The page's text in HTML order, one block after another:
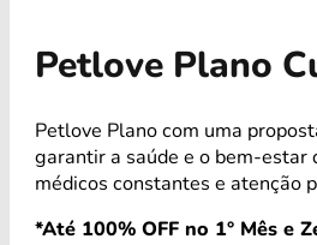
Petlove Plano
Petlove Plano com uma
garantir a saúde e o bem-estar
médicos constantes e atenção
*Até 100% OFF no 1° Mês e